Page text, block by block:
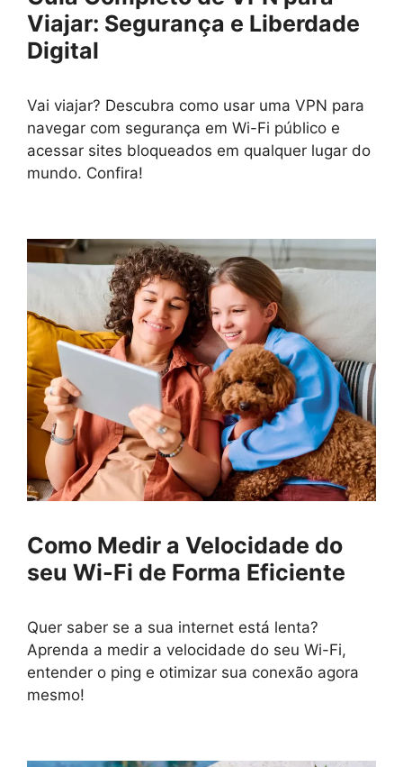
Viajar: Segurança e Liberdade
Digital
Vai viajar? Descubra como usar uma VPN para
navegar com segurança em Wi-Fi público e
acessar sites bloqueados em qualquer lugar do
mundo. Confira!
Como Medir a Velocidade do
seu Wi-Fi de Forma Eficiente
Quer saber se a sua internet está lenta?
Aprenda a medir a velocidade do seu Wi-Fi,
entender o ping e otimizar sua conexão agora
mesmo!